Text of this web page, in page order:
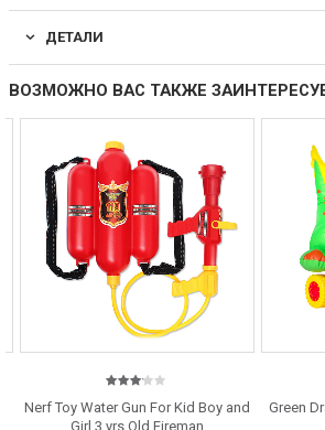
ДЕТАЛИ
ВОЗМОЖНО ВАС ТАКЖЕ
out
of 5
Nerf Toy Water Gun For Kid Boy and
Girl 3 yrs Old Fireman
Green